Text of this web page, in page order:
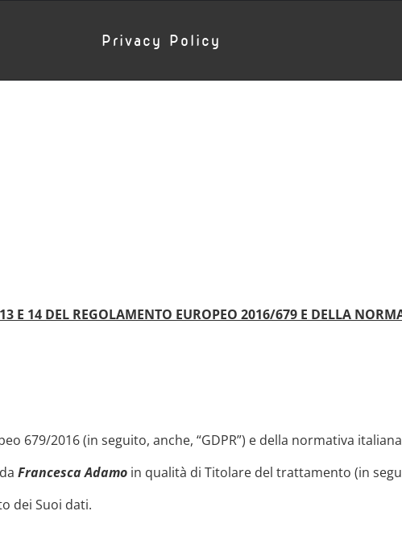
Privacy Policy
E 14 DEL REGOLAMENTO EUROPEO 2016/679 E DELLA
679/2016 (in seguito, anche, “GDPR”) e della normativa
Francesca Adamo in qualità di Titolare del trattamento (in
dei Suoi dati.